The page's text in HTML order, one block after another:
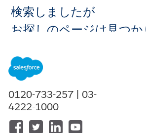
検索しましたが
お探しのページは見つ
0120-733-257 | 03-
4222-1000